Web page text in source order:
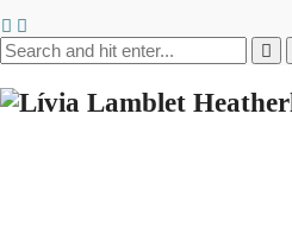
Search
for: